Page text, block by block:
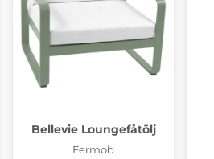
Bellevie Loungefåtölj
Fermob